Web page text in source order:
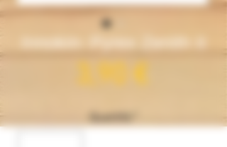
Innokin- Pyrex Zenith II
3,90 €
Quantità